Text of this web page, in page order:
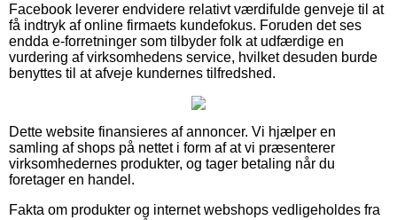
Facebook leverer endvidere relativt værdifulde genveje til at
få indtryk af online firmaets kundefokus. Foruden det ses
endda e-forretninger som tilbyder folk at udfærdige en
vurdering af virksomhedens service, hvilket desuden burde
benyttes til at afveje kundernes tilfredshed.
Dette website finansieres af annoncer. Vi hjælper en
samling af shops på nettet i form af at vi præsenterer
virksomhedernes produkter, og tager betaling når du
foretager en handel.
Fakta om produkter og internet webshops vedligeholdes fra